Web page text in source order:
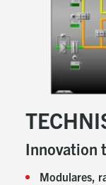
Innovation
Modulares,